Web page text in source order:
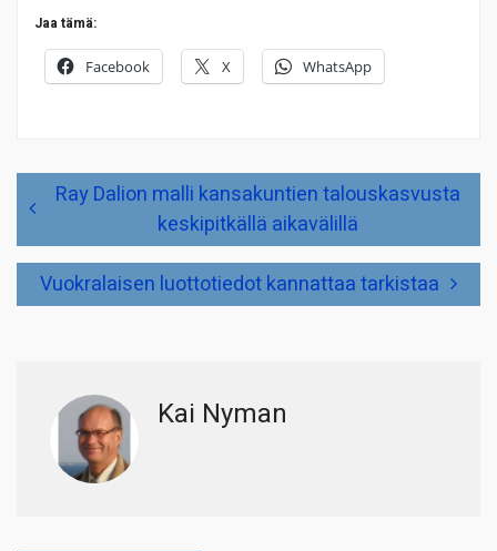
Jaa tämä:
Facebook X WhatsApp
Artikkelien
selausRay Dalion malli kansakuntien talouskasvusta
keskipitkällä aikavälillä
Vuokralaisen luottotiedot kannattaa tarkistaa
Kai Nyman